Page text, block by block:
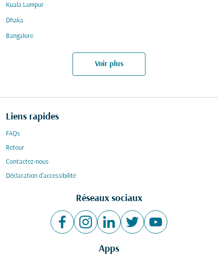
Kuala Lumpur
Dhaka
Bangalore
Voir plus
Liens rapides
FAQs
Retour
Contactez-nous
Déclaration d’accessibilité
Réseaux sociaux
Apps